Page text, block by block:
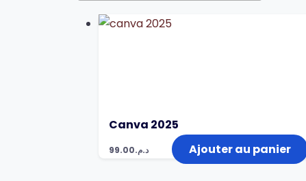
Canva 2025
د.م.99.00 Ajouter au panier